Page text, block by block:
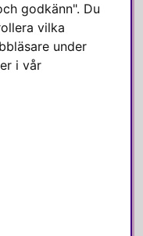
här för att hjälpa dig
godkänn". Du
vilka
under
i vår